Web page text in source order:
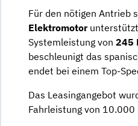
Für den nötigen Antrieb
Elektromotorunterstützt
Systemleistung von 245
beschleunigt das
endet bei einem Top-
Das Leasingangebot
Fahrleistung von